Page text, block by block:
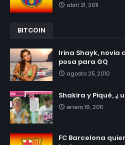
abril 21, 2011
BITCOIN
Irina Shayk, novia
posa para GQ
agosto 25, 2010
Shakira y Piqué, ¿
enero 16, 2011
FC Barcelona